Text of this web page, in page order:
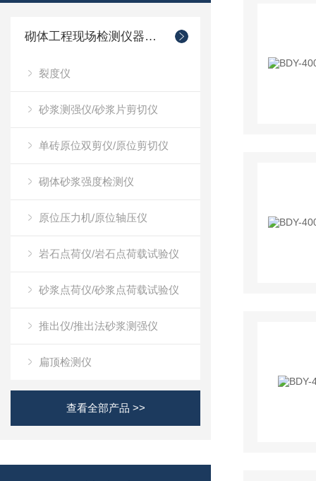
砌体工程现场检测仪器仪表
裂度仪
砂浆测强仪/砂浆片剪切仪
单砖原位双剪仪/原位剪切仪
砌体砂浆强度检测仪
原位压力机/原位轴压仪
岩石点荷仪/岩石点荷载试验仪
砂浆点荷仪/砂浆点荷载试验仪
推出仪/推出法砂浆测强仪
扁顶检测仪
查看全部产品 >>